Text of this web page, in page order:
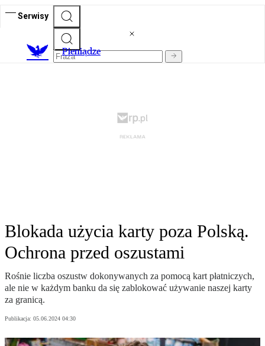
Serwisy
Pieniądze
Blokada użycia karty poza Polską.
Ochrona przed oszustami
Rośnie liczba oszustw dokonywanych za pomocą kart płatniczych,
ale nie w każdym banku da się zablokować używanie naszej karty
za granicą.
Publikacja: 05.06.2024 04:30